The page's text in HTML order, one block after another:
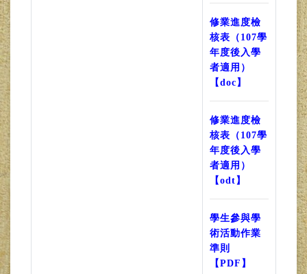
修業進度檢
核表（107學
年度後入學
者適用）
【doc】
修業進度檢
核表（107學
年度後入學
者適用）
【odt】
學生參與學
術活動作業
準則
【PDF】